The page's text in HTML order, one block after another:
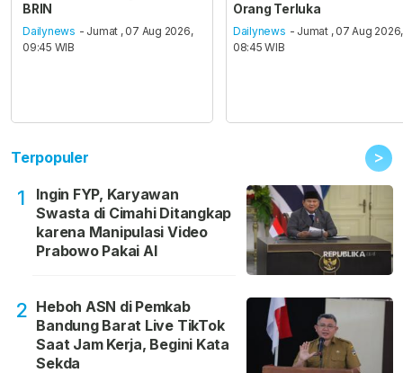
BRIN
Dailynews - Jumat , 07 Aug 2026,
09:45 WIB
Orang Terluka
Dailynews - Jumat , 07 Aug 2026,
08:45 WIB
Terpopuler >
1
Ingin FYP, Karyawan
Swasta di Cimahi Ditangkap
karena Manipulasi Video
Prabowo Pakai AI
2 Heboh ASN di Pemkab
Bandung Barat Live TikTok
Saat Jam Kerja, Begini Kata
Sekda